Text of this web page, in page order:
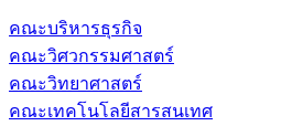
คณะบริหารธุรกิจ
คณะวิศวกรรมศาสตร์
คณะวิทยาศาสตร์
คณะเทคโนโลยีสารสนเทศ